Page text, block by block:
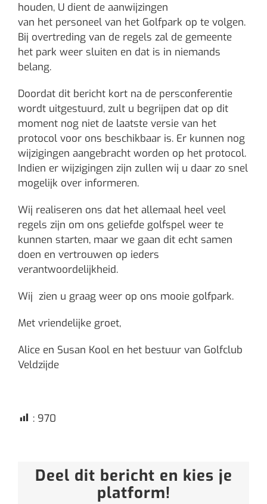
houden, U dient de aanwijzingen
van het personeel van het Golfpark op te volgen.
Bij overtreding van de regels zal de gemeente
het park weer sluiten en dat is in niemands
belang.
Doordat dit bericht kort na de persconferentie
wordt uitgestuurd, zult u begrijpen dat op dit
moment nog niet de laatste versie van het
protocol voor ons beschikbaar is. Er kunnen nog
wijzigingen aangebracht worden op het protocol.
Indien er wijzigingen zijn zullen wij u daar zo snel
mogelijk over informeren.
Wij realiseren ons dat het allemaal heel veel
regels zijn om ons geliefde golfspel weer te
kunnen starten, maar we gaan dit echt samen
doen en vertrouwen op ieders
verantwoordelijkheid.
Wij zien u graag weer op ons mooie golfpark.
Met vriendelijke groet,
Alice en Susan Kool en het bestuur van Golfclub
Veldzijde
: 970
Deel dit bericht en kies je
platform!